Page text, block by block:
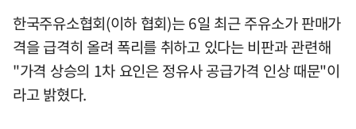
한국주유소협회(이하 협회)는 6일 최근 주유소가 판매가
격을 급격히 올려 폭리를 취하고 있다는 비판과 관련해
"가격 상승의 1차 요인은 정유사 공급가격 인상 때문"이
라고 밝혔다.